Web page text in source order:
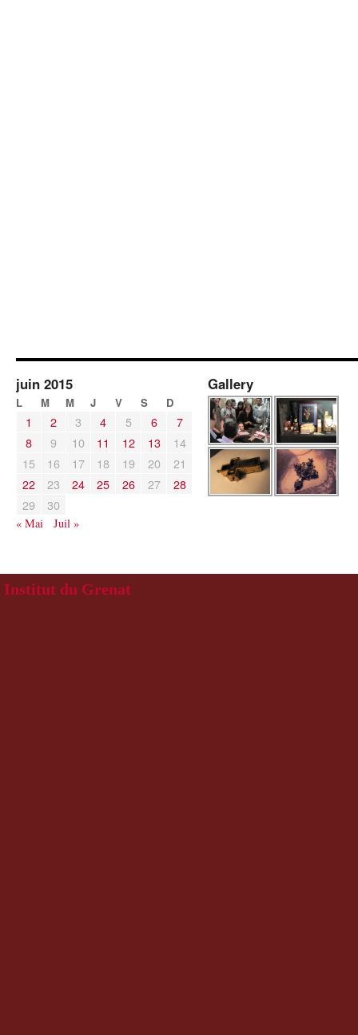
juin 2015
L M M J V S D
1 2 3 4 5 6
7
8
9 10 11 12 13
14
15
16 17 18 19 20
21
22
23 24 25 26 27
28
29
30
« Mai Juil »
Gallery
Institut du Grenat